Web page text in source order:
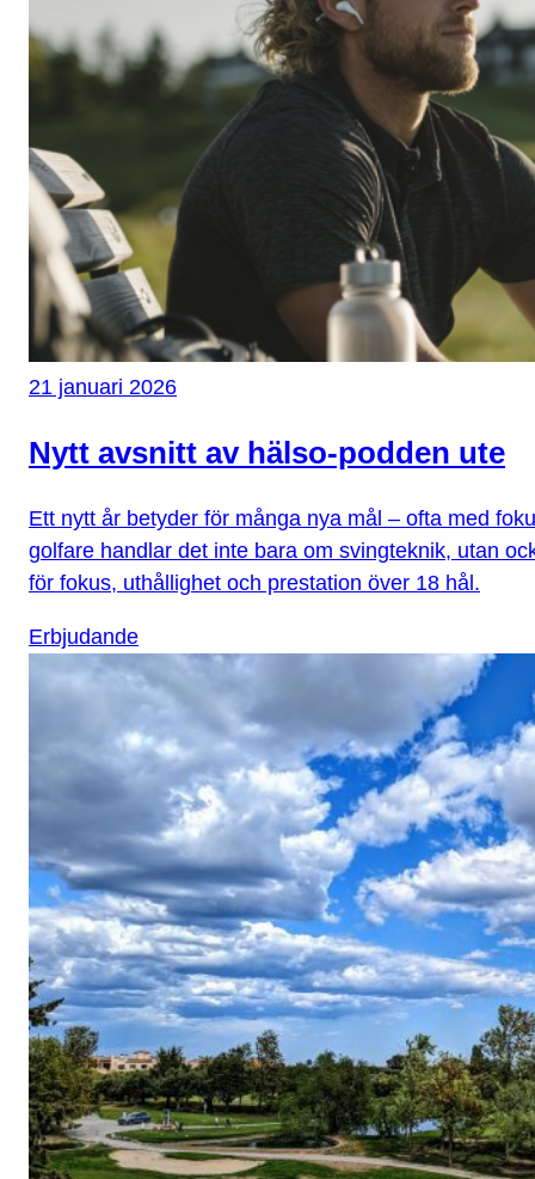
21 januari 2026
Nytt avsnitt av hälso-podden ute
Ett nytt år betyder för många nya mål – ofta med
golfare handlar det inte bara om svingteknik, utan
för fokus, uthållighet och prestation över 18 hål.
Erbjudande